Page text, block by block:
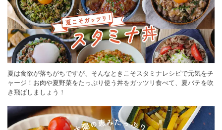
夏は食欲が落ちがちですが、そんなときこそスタミナレシピで元気をチ
ャージ！お肉や夏野菜をたっぷり使う丼をガッツリ食べて、夏バテを吹
き飛ばしましょう！